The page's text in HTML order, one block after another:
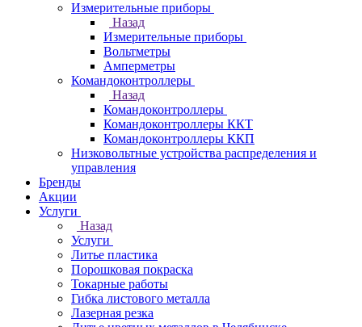
Измерительные приборы
Назад
Измерительные приборы
Вольтметры
Амперметры
Командоконтроллеры
Назад
Командоконтроллеры
Командоконтроллеры ККТ
Командоконтроллеры ККП
Низковольтные устройства распределения и
управления
Бренды
Акции
Услуги
Назад
Услуги
Литье пластика
Порошковая покраска
Токарные работы
Гибка листового металла
Лазерная резка